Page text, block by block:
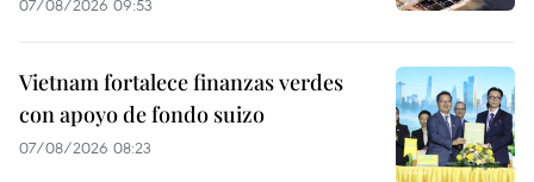
07/08/2026 09:53
Vietnam fortalece finanzas verdes
con apoyo de fondo suizo
07/08/2026 08:23